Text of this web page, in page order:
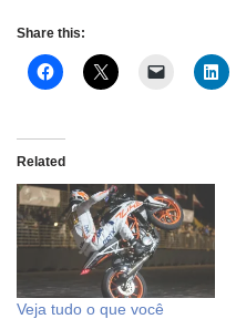
Share this:
Related
Veja tudo o que você